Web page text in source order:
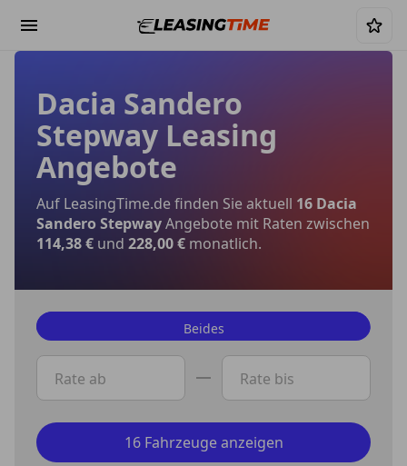
Dacia Sandero
Stepway Leasing
Angebote
Auf LeasingTime.de finden Sie aktuell 16 Dacia
Sandero StepwayAngebote mit Raten zwischen
114,38 € und 228,00 € monatlich.
Beides
Gewerbe
Rate ab Rate bis
16 Fahrzeuge anzeigen